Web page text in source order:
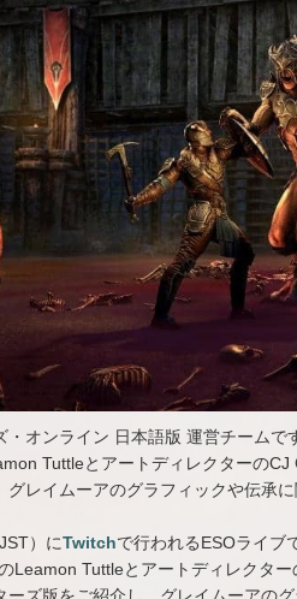
オンライン 日本語版 運営チームで
Tuttleとアートディレクターの
グレイムーアのグラフィックや伝承
）にTwitchで行われるESOライブ
Leamon Tuttleとアートディレクタ